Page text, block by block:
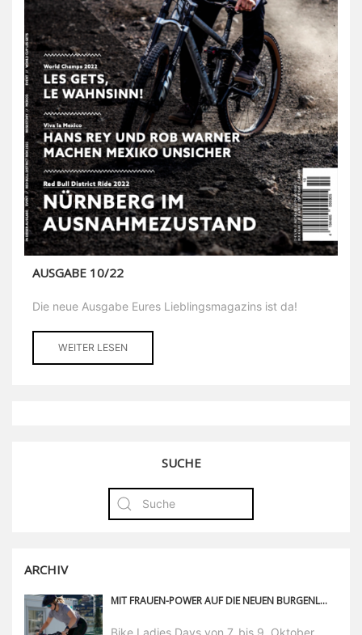
AUSGABE 10/22
Die neue Ausgabe Eures Lieblingsmagazins ist da!
WEITER LESEN
SUCHE
ARCHIV
MIT FRAUEN-POWER AUF DIE NEUEN BURGENLAND TRAILS
Bike Ladies Days von 7. bis 9. Oktober